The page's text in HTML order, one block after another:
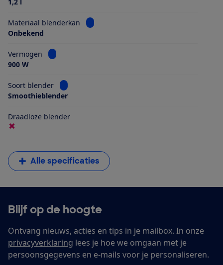
Materiaal blenderkan
Bekijk informatie voor Materiaal
Onbekend
Vermogen
Bekijk informatie voor Vermogen
900 W
Soort blender
Bekijk informatie voor Soort blender
Smoothieblender
Draadloze blender
Alle specificaties
Blijf op de hoogte
Ontvang nieuws, acties en tips in je mailbox. In onze
privacyverklaring lees je hoe we omgaan met je
persoonsgegevens en e-mails voor je personaliseren.